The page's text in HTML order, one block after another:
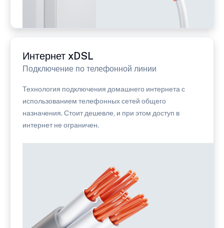
Интернет xDSL
Подключение по телефонной линии
Технология подключения домашнего интернета с
использованием телефонных сетей общего
назначения. Стоит дешевле, и при этом доступ в
интернет не ограничен.